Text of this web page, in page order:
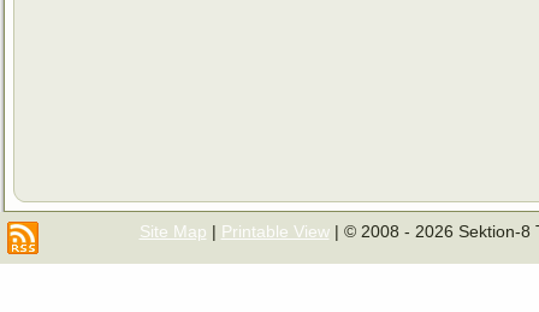
Site Map | Printable View| © 2008 - 2026 Sektion-8